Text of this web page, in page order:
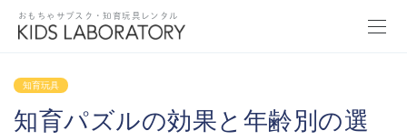
おもちゃサブスク・知育玩具レンタル
知育玩具
知育パズルの効果と年齢別の選